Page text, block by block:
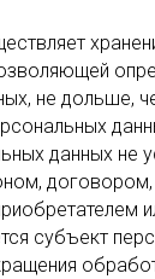
не дольше,
данных не
договором,
субъект